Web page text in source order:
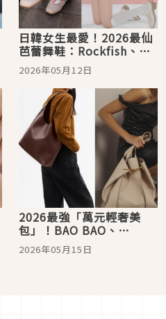
日韓女生最愛！2026最仙
芭蕾舞鞋：Rockfish、
VIVAIA、Repetto…自帶
柔光濾鏡
2026年05月12日
2026最強「萬元輕奢美
包」！BAO BAO、
Cafuné、Coach全上榜…
小資族也能背出高級感
2026年05月15日